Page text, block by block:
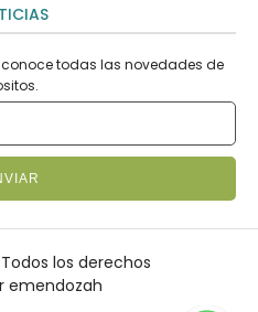
todas las novedades de
los derechos
emendozah